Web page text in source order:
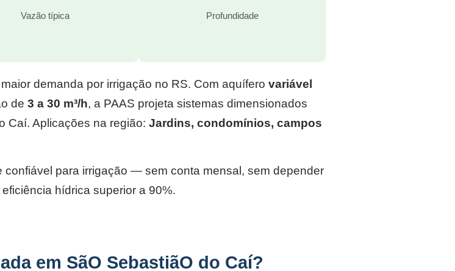
Vazão típica Profundidade
demanda por irrigação no RS. Com aquífero variável
de 3 a 30 m³/h, a PAAS projeta sistemas dimensionados
Caí. Aplicações na região: Jardins, condomínios, campos
confiável para irrigação — sem conta mensal, sem depender
hídrica superior a 90%.
em SãO SebastiãO do Caí?